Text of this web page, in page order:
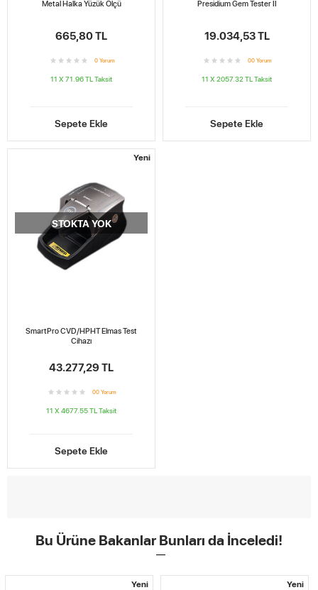
Metal Halka Yüzük Ölçü
665,80 TL
0 Yorum
11 X 71.96 TL Taksit
Sepete Ekle
Presidium Gem Tester II
19.034,53 TL
00 Yorum
11 X 2057.32 TL Taksit
Sepete Ekle
Yeni
STOKTA YOK
SmartPro CVD/HPHT Elmas Test
Cihazı
43.277,29 TL
00 Yorum
11 X 4677.55 TL Taksit
Sepete Ekle
Bu Ürüne Bakanlar Bunları da İnceledi!
Yeni